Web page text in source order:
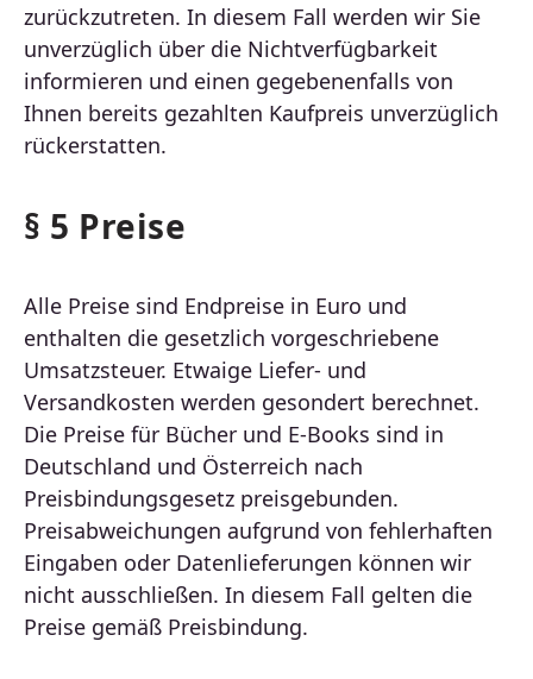
zurückzutreten. In diesem Fall werden wir Sie
unverzüglich über die Nichtverfügbarkeit
informieren und einen gegebenenfalls von
Ihnen bereits gezahlten Kaufpreis unverzüglich
rückerstatten.
§ 5 Preise
Alle Preise sind Endpreise in Euro und
enthalten die gesetzlich vorgeschriebene
Umsatzsteuer. Etwaige Liefer- und
Versandkosten werden gesondert berechnet.
Die Preise für Bücher und E-Books sind in
Deutschland und Österreich nach
Preisbindungsgesetz preisgebunden.
Preisabweichungen aufgrund von fehlerhaften
Eingaben oder Datenlieferungen können wir
nicht ausschließen. In diesem Fall gelten die
Preise gemäß Preisbindung.